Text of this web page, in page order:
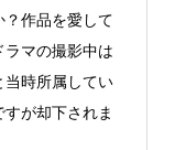
作品を愛して
マの撮影中は
時所属してい
が却下されま